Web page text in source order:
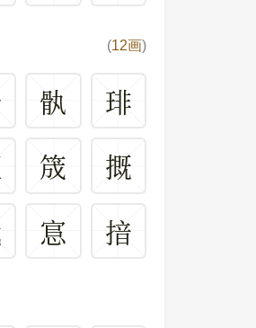
(12画)
骫
琲
筬
摡
悹 揞